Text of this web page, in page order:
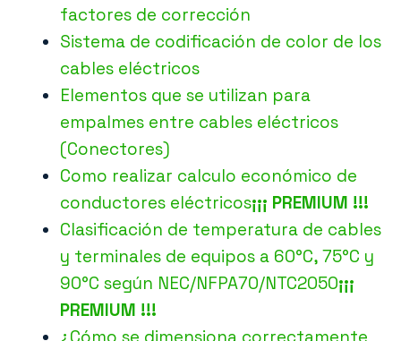
factores de corrección
Sistema de codificación de color de los
cables eléctricos
Elementos que se utilizan para
empalmes entre cables eléctricos
(Conectores)
Como realizar calculo económico de
conductores eléctricos¡¡¡ PREMIUM !!!
Clasificación de temperatura de cables
y terminales de equipos a 60°C, 75°C y
90°C según NEC/NFPA70/NTC2050¡¡¡
PREMIUM !!!